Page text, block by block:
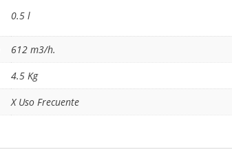
0.5 l
612 m3/h.
4.5 Kg
X Uso Frecuente